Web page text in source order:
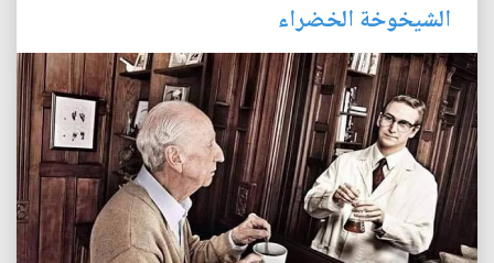
الشيخوخة الخضراء